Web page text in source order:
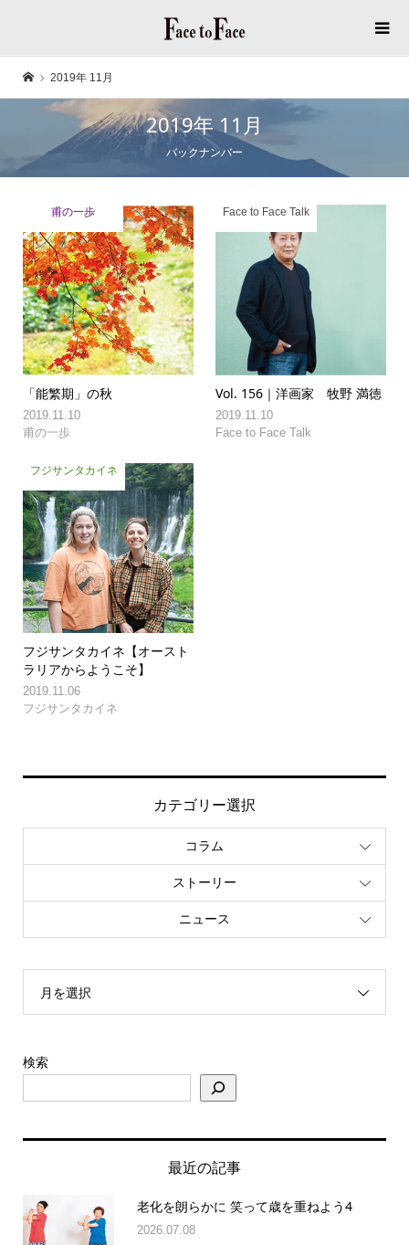
2019年 11月
2019年 11月
バックナンバー
甫の一歩
「能繁期」の秋
2019.11.10
甫の一歩
Face to Face Talk
Vol. 156｜洋画家 牧野 満徳
2019.11.10
Face to Face Talk
フジサンタカイネ
フジサンタカイネ【オースト
ラリアからようこそ】
2019.11.06
フジサンタカイネ
カテゴリー選択
コラム
ストーリー
ニュース
月を選択
検索
最近の記事
老化を朗らかに 笑って歳を重ねよう4
2026.07.08